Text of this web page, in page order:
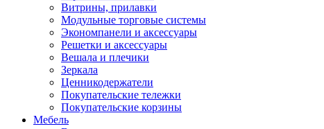
Витрины, прилавки
Модульные торговые системы
Экономпанели и аксессуары
Решетки и аксессуары
Вешала и плечики
Зеркала
Ценникодержатели
Покупательские тележки
Покупательские корзины
Мебель